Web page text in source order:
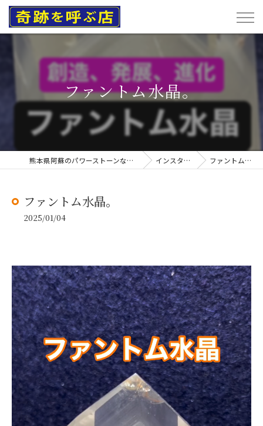
ファントム水晶。
熊本県阿蘇のパワーストーンなら奇跡を呼ぶ店 インスタグラム ファントム水晶。
ファントム水晶。
2025/01/04